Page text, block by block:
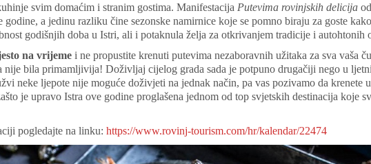
svim domaćim i stranim gostima. Manifestacija Putevima rovinjskih delicija
godine, a jedinu razliku čine sezonske namirnice koje se pomno biraju za goste
godišnjih doba u Istri, ali i potaknula želja za otkrivanjem tradicije i autohtonih
na vrijeme i ne propustite krenuti putevima nezaboravnih užitaka za sva vaša
nije bila primamljivija! Doživljaj cijelog grada sada je potpuno drugačiji nego u
neke ljepote nije moguće doživjeti na jednak način, pa vas pozivamo da krenete u
je upravo Istra ove godine proglašena jednom od top svjetskih destinacija koje
pogledajte na linku: https://www.rovinj-tourism.com/hr/kalendar/22474